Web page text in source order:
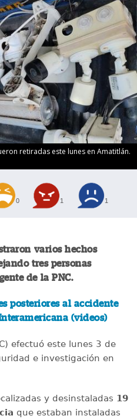
retiradas este lunes en Amatitlán.
0 1 1
varios hechos
tres personas
de la PNC.
posteriores al accidente
(videos)
efectuó este lunes 3 de
e investigación en
y desinstaladas 19
que estaban instaladas